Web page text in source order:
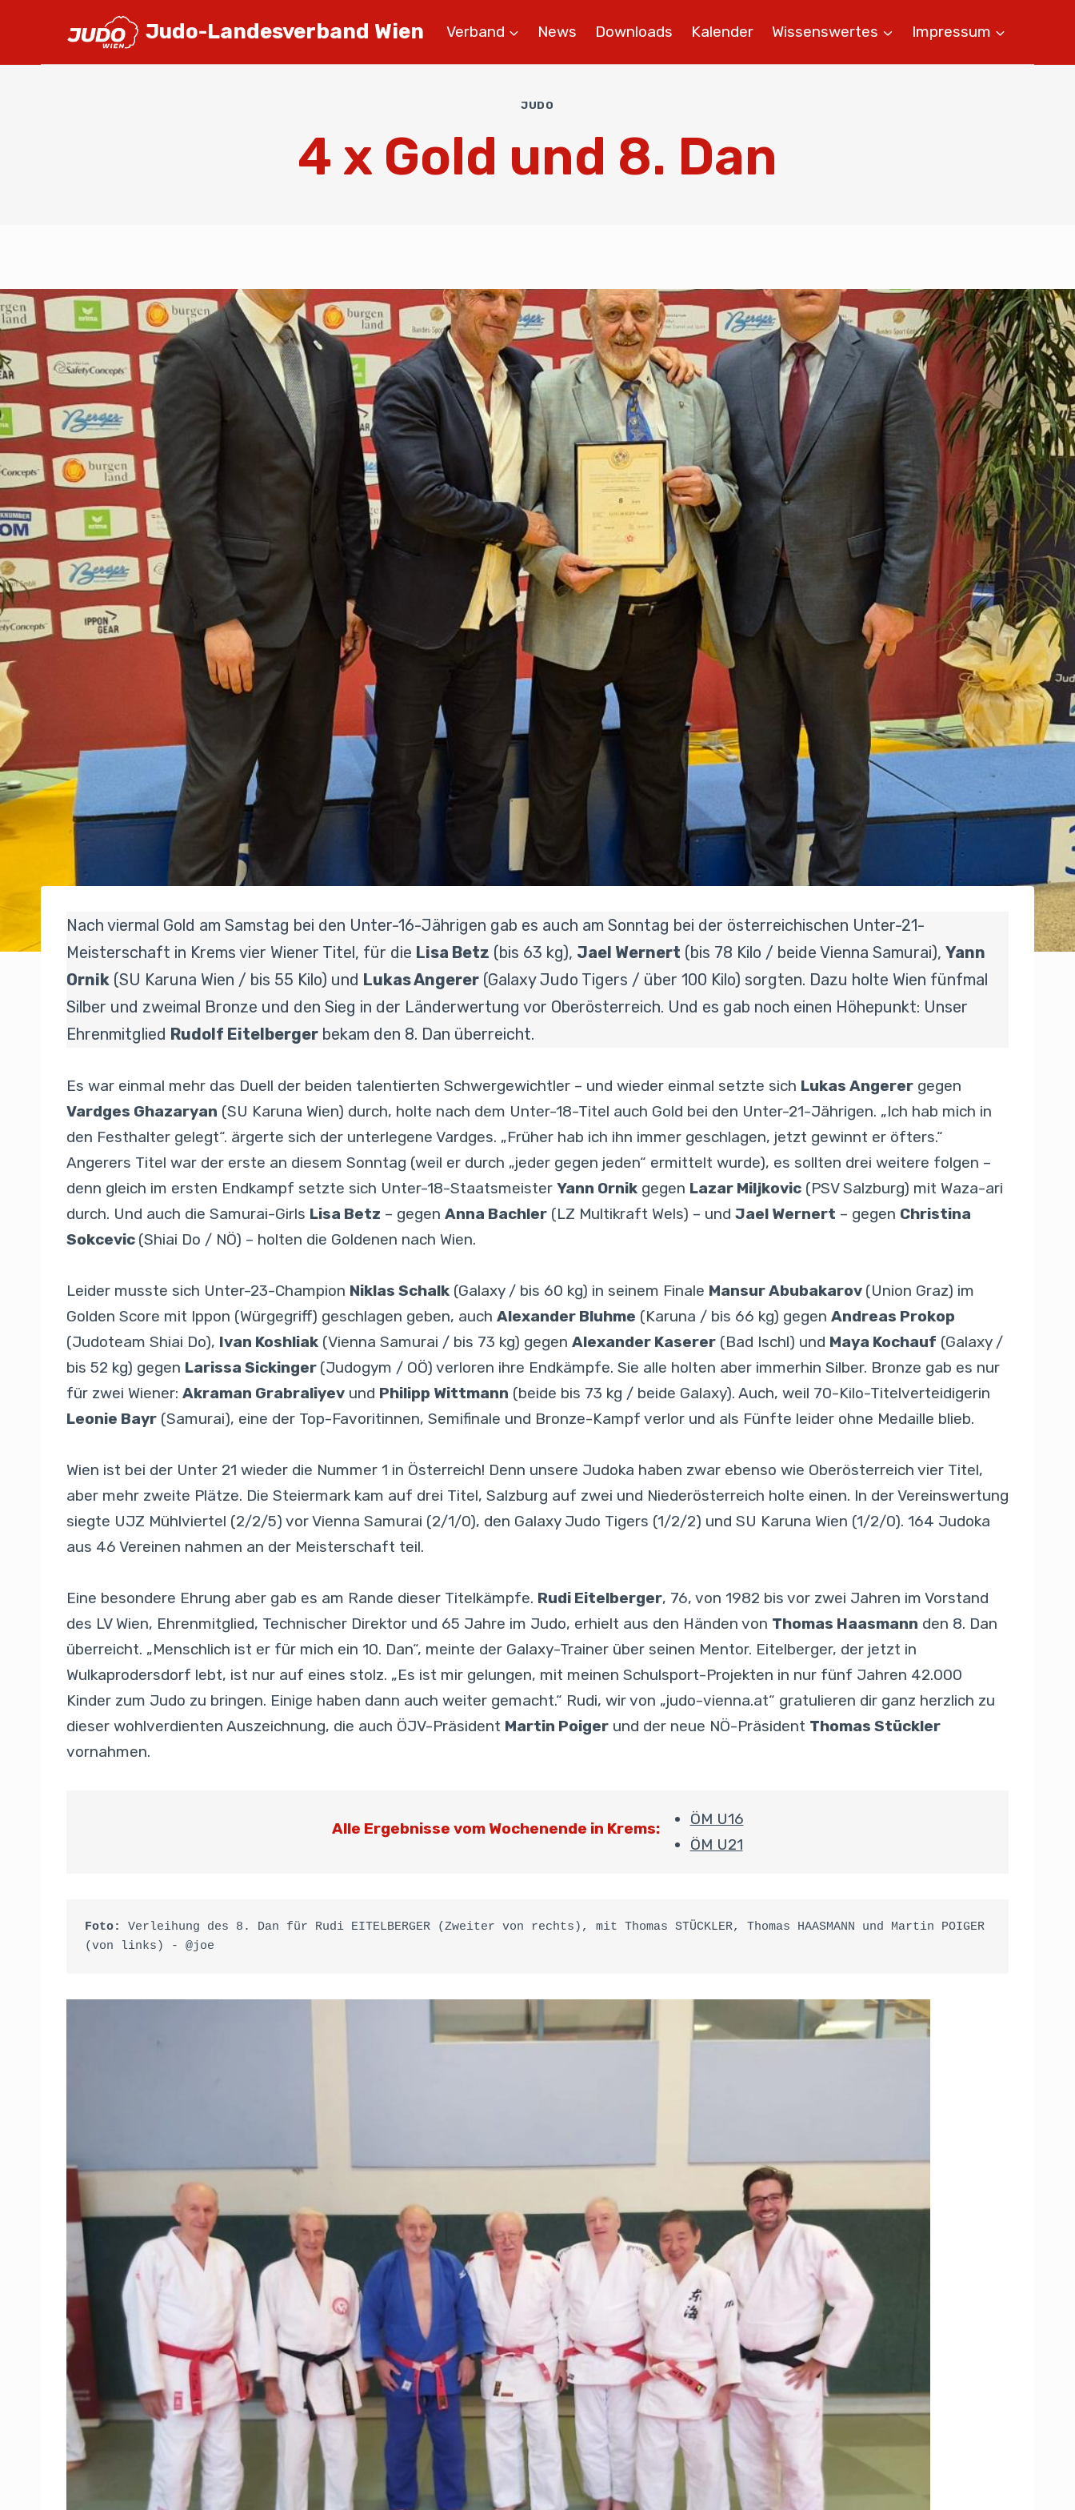
Judo-Landesverband Wien Verband News Downloads Kalender Wissenswertes Impressum
JUDO
4 x Gold und 8. Dan
Nach viermal Gold am Samstag bei den Unter-16-Jährigen gab es auch am Sonntag bei der österreichischen Unter-21-
Meisterschaft in Krems vier Wiener Titel, für die Lisa Betz (bis 63 kg), Jael Wernert (bis 78 Kilo / beide Vienna Samurai), Yann
Ornik (SU Karuna Wien / bis 55 Kilo) und Lukas Angerer (Galaxy Judo Tigers / über 100 Kilo) sorgten. Dazu holte Wien fünfmal
Silber und zweimal Bronze und den Sieg in der Länderwertung vor Oberösterreich. Und es gab noch einen Höhepunkt: Unser
Ehrenmitglied Rudolf Eitelberger bekam den 8. Dan überreicht.
Es war einmal mehr das Duell der beiden talentierten Schwergewichtler – und wieder einmal setzte sich Lukas Angerer gegen
Vardges Ghazaryan (SU Karuna Wien) durch, holte nach dem Unter-18-Titel auch Gold bei den Unter-21-Jährigen. „Ich hab mich in
den Festhalter gelegt“. ärgerte sich der unterlegene Vardges. „Früher hab ich ihn immer geschlagen, jetzt gewinnt er öfters.“
Angerers Titel war der erste an diesem Sonntag (weil er durch „jeder gegen jeden“ ermittelt wurde), es sollten drei weitere folgen –
denn gleich im ersten Endkampf setzte sich Unter-18-Staatsmeister Yann Ornik gegen Lazar Miljkovic (PSV Salzburg) mit Waza-ari
durch. Und auch die Samurai-Girls Lisa Betz – gegen Anna Bachler (LZ Multikraft Wels) – und Jael Wernert – gegen Christina
Sokcevic (Shiai Do / NÖ) – holten die Goldenen nach Wien.
Leider musste sich Unter-23-Champion Niklas Schalk (Galaxy / bis 60 kg) in seinem Finale Mansur Abubakarov (Union Graz) im
Golden Score mit Ippon (Würgegriff) geschlagen geben, auch Alexander Bluhme (Karuna / bis 66 kg) gegen Andreas Prokop
(Judoteam Shiai Do), Ivan Koshliak (Vienna Samurai / bis 73 kg) gegen Alexander Kaserer (Bad Ischl) und Maya Kochauf (Galaxy /
bis 52 kg) gegen Larissa Sickinger (Judogym / OÖ) verloren ihre Endkämpfe. Sie alle holten aber immerhin Silber. Bronze gab es nur
für zwei Wiener: Akraman Grabraliyev und Philipp Wittmann (beide bis 73 kg / beide Galaxy). Auch, weil 70-Kilo-Titelverteidigerin
Leonie Bayr (Samurai), eine der Top-Favoritinnen, Semifinale und Bronze-Kampf verlor und als Fünfte leider ohne Medaille blieb.
Wien ist bei der Unter 21 wieder die Nummer 1 in Österreich! Denn unsere Judoka haben zwar ebenso wie Oberösterreich vier Titel,
aber mehr zweite Plätze. Die Steiermark kam auf drei Titel, Salzburg auf zwei und Niederösterreich holte einen. In der Vereinswertung
siegte UJZ Mühlviertel (2/2/5) vor Vienna Samurai (2/1/0), den Galaxy Judo Tigers (1/2/2) und SU Karuna Wien (1/2/0). 164 Judoka
aus 46 Vereinen nahmen an der Meisterschaft teil.
Eine besondere Ehrung aber gab es am Rande dieser Titelkämpfe. Rudi Eitelberger, 76, von 1982 bis vor zwei Jahren im Vorstand
des LV Wien, Ehrenmitglied, Technischer Direktor und 65 Jahre im Judo, erhielt aus den Händen von Thomas Haasmann den 8. Dan
überreicht. „Menschlich ist er für mich ein 10. Dan“, meinte der Galaxy-Trainer über seinen Mentor. Eitelberger, der jetzt in
Wulkaprodersdorf lebt, ist nur auf eines stolz. „Es ist mir gelungen, mit meinen Schulsport-Projekten in nur fünf Jahren 42.000
Kinder zum Judo zu bringen. Einige haben dann auch weiter gemacht.“ Rudi, wir von „judo-vienna.at“ gratulieren dir ganz herzlich zu
dieser wohlverdienten Auszeichnung, die auch ÖJV-Präsident Martin Poiger und der neue NÖ-Präsident Thomas Stückler
vornahmen.
Alle Ergebnisse vom Wochenende in Krems:
ÖM U16
ÖM U21
Foto: Verleihung des 8. Dan für Rudi EITELBERGER (Zweiter von rechts), mit Thomas STÜCKLER, Thomas HAASMANN und Martin POIGER
(von links) - @joe